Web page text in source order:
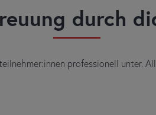
durch
professionell unter.